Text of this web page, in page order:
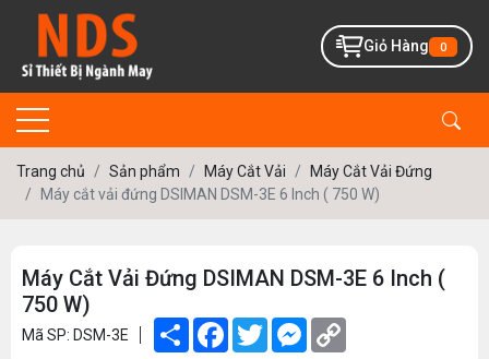
Giỏ Hàng 0
Trang chủ Sản phẩm Máy Cắt Vải
Máy Cắt Vải Đứng
Máy cắt vải đứng DSIMAN DSM-3E 6 Inch ( 750 W)
Máy Cắt Vải Đứng DSIMAN DSM-3E 6 Inch (
750 W)
Mã SP: DSM-3E Share Facebook
TwitterMessenger